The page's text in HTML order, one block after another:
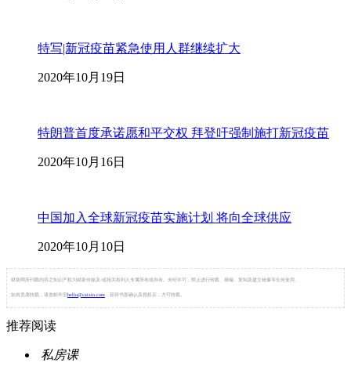
特写|新冠疫苗紧急使用人群继续扩大
2020年10月19日
特朗普首度承诺愿和平交权 拜登吁强制施打新冠疫苗
2020年10月16日
中国加入全球新冠疫苗实施计划 将向全球供应
2020年10月10日
财新网所刊载内容之知识产权为财新传媒及/或相关权利人专属所有或持有。未经许可，禁止进行转载、摘编、复制及建立镜像等任何使用。
如有意愿转载，请发邮件至 hello@caixin.com ，获得书面确认及授权后，方可转载。
推荐阅读
私房课